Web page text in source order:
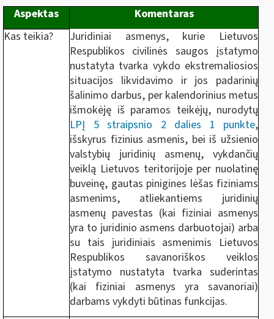
Aspektas
Komentaras
Kas teikia?
Juridiniai asmenys, kurie Lietuvos
Respublikos civilinės saugos įstatymo
nustatyta tvarka vykdo ekstremaliosios
situacijos likvidavimo ir jos padarinių
šalinimo darbus, per kalendorinius metus
išmokėję iš paramos teikėjų, nurodytų
LPĮ 5 straipsnio 2 dalies 1 punkte,
išskyrus fizinius asmenis, bei iš užsienio
valstybių juridinių asmenų, vykdančių
veiklą Lietuvos teritorijoje per nuolatinę
buveinę, gautas pinigines lėšas fiziniams
asmenims, atliekantiems juridinių
asmenų pavestas (kai fiziniai asmenys
yra to juridinio asmens darbuotojai) arba
su tais juridiniais asmenimis Lietuvos
Respublikos savanoriškos veiklos
įstatymo nustatyta tvarka suderintas
(kai fiziniai asmenys yra savanoriai)
darbams vykdyti būtinas funkcijas.